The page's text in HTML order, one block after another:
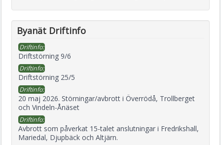
Byanät Driftinfo
Driftinfo:
Driftstörning 9/6
Driftinfo:
Driftstörning 25/5
Driftinfo:
20 maj 2026. Störningar/avbrott i Överrödå, Trollberget
och Vindeln-Ånäset
Driftinfo:
Avbrott som påverkat 15-talet anslutningar i Fredrikshall,
Mariedal, Djupbäck och Altjärn.